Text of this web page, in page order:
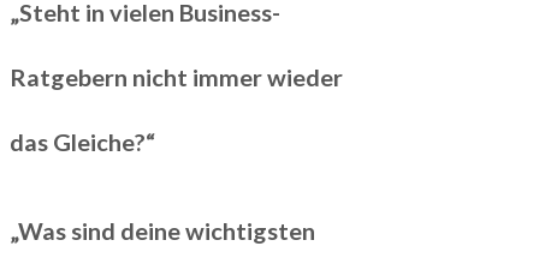
„Steht in vielen Business-
Ratgebern nicht immer wieder
das Gleiche?“
„Was sind deine wichtigsten